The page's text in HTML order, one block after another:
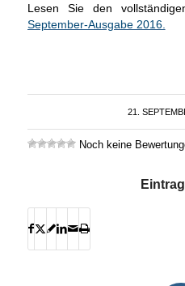
Lesen Sie den
September-Ausgabe 2016.
21. /
Noch keine